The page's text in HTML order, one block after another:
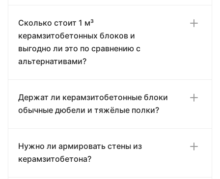
Сколько стоит 1 м³
керамзитобетонных блоков и
выгодно ли это по сравнению с
альтернативами?
Держат ли керамзитобетонные блоки
обычные дюбели и тяжёлые полки?
Нужно ли армировать стены из
керамзитобетона?